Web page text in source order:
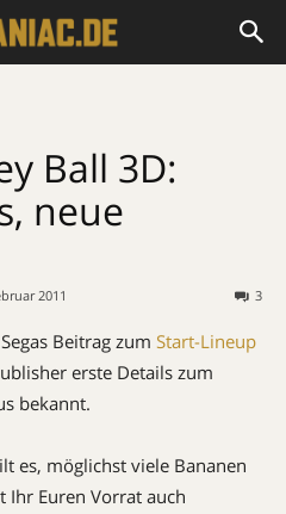
Ball 3D:
neue
2011 3
Beitrag zum Start-Lineup
erste Details zum
bekannt.
es, möglichst viele Bananen
Ihr Euren Vorrat auch